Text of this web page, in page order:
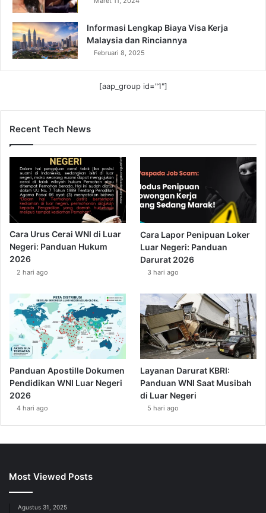
Informasi Lengkap Biaya Visa Kerja
Malaysia dan Rinciannya
Februari 8, 2025
[aap_group id="1"]
Recent Tech News
Cara Urus Cerai WNI di Luar
Negeri: Panduan Hukum
2026
2 hari ago
Cara Lapor Penipuan Loker
Luar Negeri: Panduan
Darurat 2026
3 hari ago
Panduan Apostille Dokumen
Pendidikan WNI Luar Negeri
2026
4 hari ago
Layanan Darurat KBRI:
Panduan WNI Saat Musibah
di Luar Negeri
5 hari ago
Most Viewed Posts
Agustus 31, 2025